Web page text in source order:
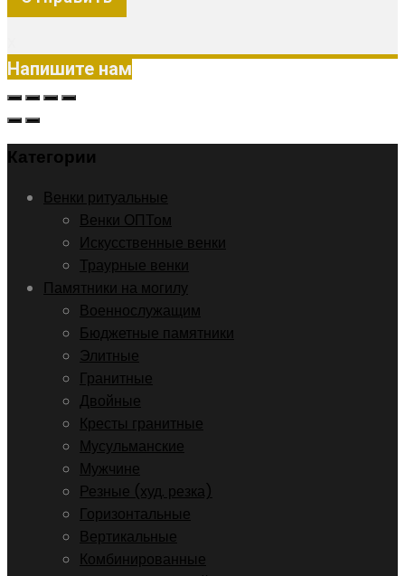
Напишите нам
Категории
Венки ритуальные
Венки ОПТом
Искусственные венки
Траурные венки
Памятники на могилу
Военнослужащим
Бюджетные памятники
Элитные
Гранитные
Двойные
Кресты гранитные
Мусульманские
Мужчине
Резные (худ. резка)
Горизонтальные
Вертикальные
Комбинированные